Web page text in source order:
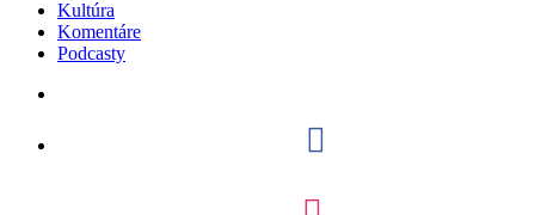
Kultúra
Komentáre
Podcasty